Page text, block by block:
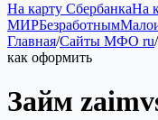
На карту СбербанкаНа
МИРБезработным
Главная/Сайты МФО ru/
как оформить
Займ